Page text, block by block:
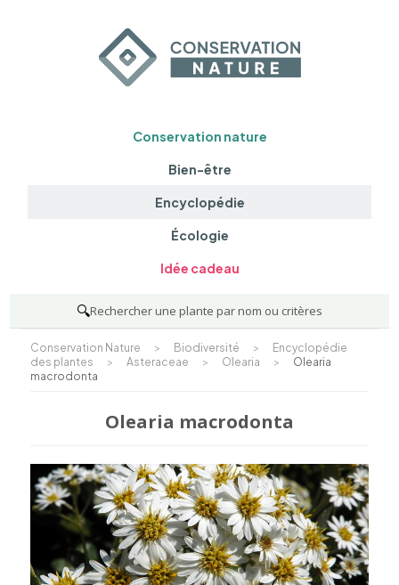
Conservation nature
Bien-être
Encyclopédie
Écologie
Idée cadeau
🔍Rechercher une plante par nom ou critères
Conservation Nature > Biodiversité >
Encyclopédie
des plantes
> Asteraceae > Olearia >
Olearia
macrodonta
Olearia macrodonta